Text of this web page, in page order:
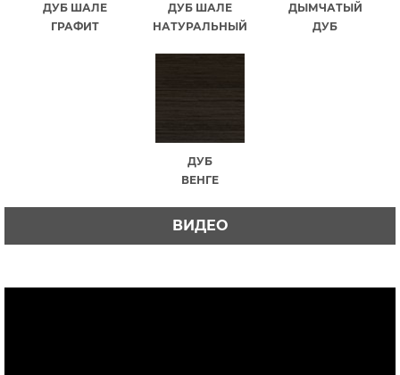
ДУБ ШАЛЕ
ГРАФИТ
ДУБ ШАЛЕ
НАТУРАЛЬНЫЙ
ДЫМЧАТЫЙ
ДУБ
ДУБ
ВЕНГЕ
ВИДЕО